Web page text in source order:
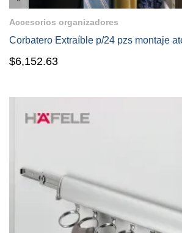
Accesorios organizadores
Corbatero Extraíble p/24 pzs montaje
$6,152.63